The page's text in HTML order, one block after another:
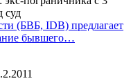
(БВБ, IDB) предлагает
бывшего…